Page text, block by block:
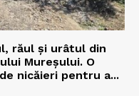
răul și urâtul din
Mureșului. O
nicăieri pentru a...